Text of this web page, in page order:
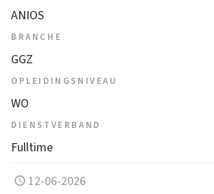
ANIOS
BRANCHE
GGZ
OPLEIDINGSNIVEAU
WO
DIENSTVERBAND
Fulltime
12-06-2026